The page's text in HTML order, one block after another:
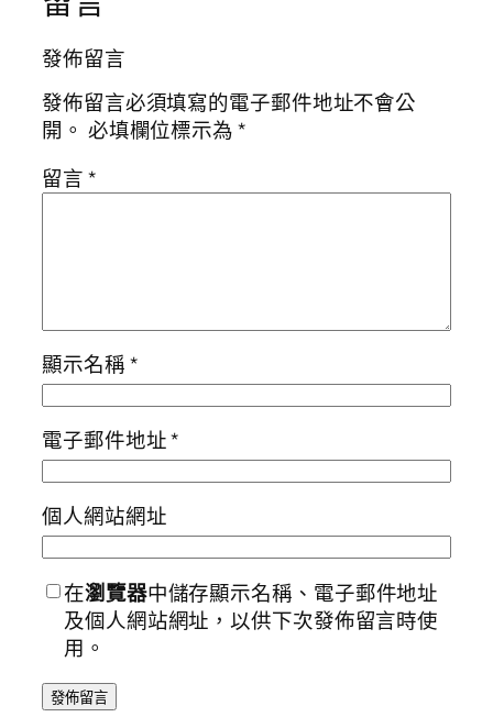
發佈留言
發佈留言必須填寫的電子郵件地址不會公
開。 必填欄位標示為*
留言*
顯示名稱*
電子郵件地址*
個人網站網址
在瀏覽器中儲存顯示名稱、電子郵件地址
及個人網站網址，以供下次發佈留言時使
用。